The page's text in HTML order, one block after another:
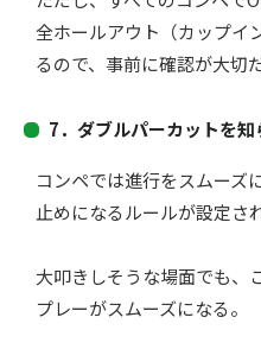
全ホールアウト（カップイ
るので、事前に確認が大切
7． ダブルパーカットを知
コンペでは進行をスムーズ
止めになるルールが設定さ
大叩きしそうな場面でも、
プレーがスムーズになる。